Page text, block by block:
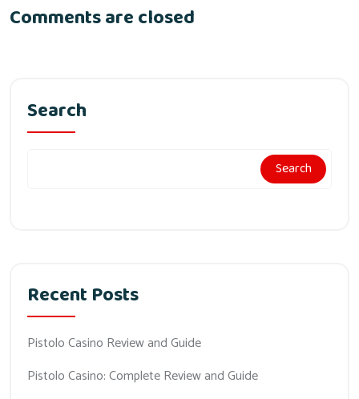
Comments are closed
Search
Search
Recent Posts
Pistolo Casino Review and Guide
Pistolo Casino: Complete Review and Guide